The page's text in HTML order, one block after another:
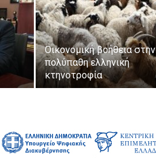
Οικονομική βοήθεια στην
πολύπαθη ελληνική
κτηνοτροφία